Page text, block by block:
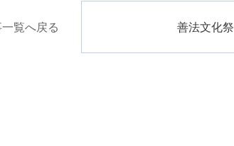
覧へ戻る 善法文化祭